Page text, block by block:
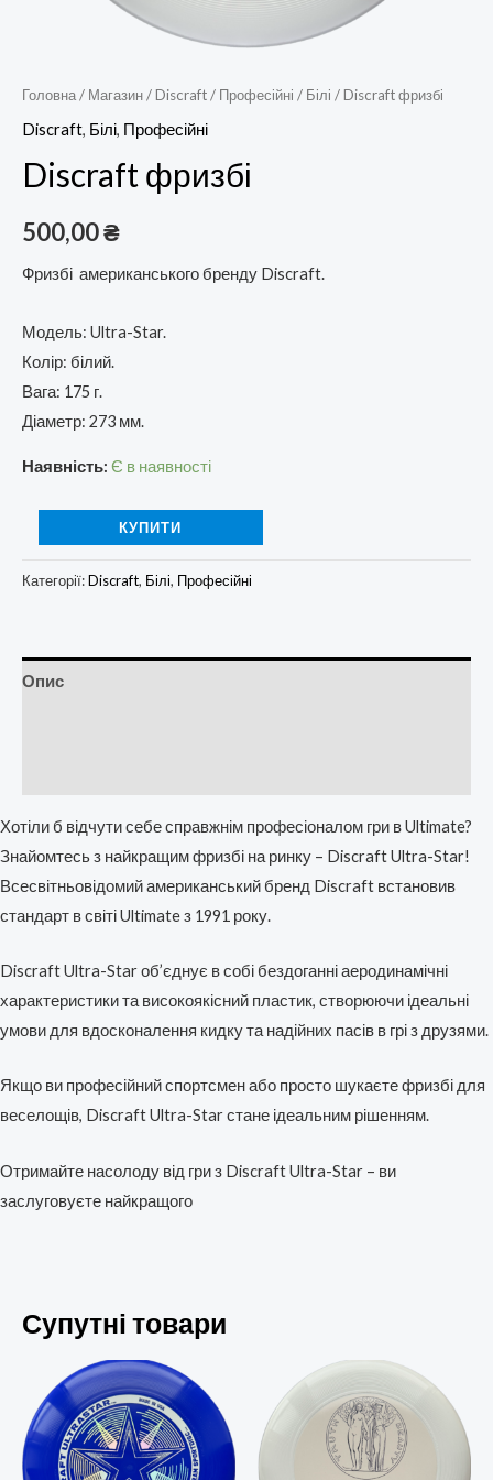
Головна/ Магазин/Discraft/ Професійні / Білі / Discraft фризбі
Discraft, Білі, Професійні
Discraft фризбі
500,00₴
Фризбі американського бренду Discraft.
Модель: Ultra-Star.
Колір: білий.
Вага: 175 г.
Діаметр: 273 мм.
Наявність: Є в наявності
КУПИТИ
Категорії:Discraft, Білі, Професійні
Опис
Хотіли б відчути себе справжнім професіоналом гри в Ultimate?
Знайомтесь з найкращим фризбі на ринку – Discraft Ultra-Star!
Всесвітньовідомий американський бренд Discraft встановив
стандарт в світі Ultimate з 1991 року.
Discraft Ultra-Star об’єднує в собі бездоганні аеродинамічні
характеристики та високоякісний пластик, створюючи ідеальні
умови для вдосконалення кидку та надійних пасів в грі з друзями.
Якщо ви професійний спортсмен або просто шукаєте фризбі для
веселощів, Discraft Ultra-Star стане ідеальним рішенням.
Отримайте насолоду від гри з Discraft Ultra-Star – ви
заслуговуєте найкращого
Супутні товари